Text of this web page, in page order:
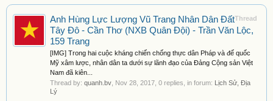
Thread
Anh Hùng Lực Lượng Vũ Trang Nhân Dân Đất
Tây Đô - Cần Thơ (NXB Quân Đội) - Trần Văn Lộc,
159 Trang
[IMG] Trong hai cuộc kháng chiến chống thực dân Pháp và đế quốc
Mỹ xâm lược, nhân dân ta dưới sự lãnh đạo của Đảng Cộng sản Việt
Nam đã kiên...
Thread by: quanh.bv Nov 28, 2017 , 0 replies, in forum: Lịch Sử, Địa
Lý